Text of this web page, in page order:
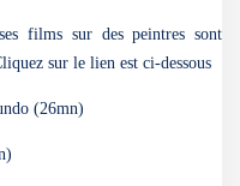
films sur des peintres sont
sur le lien est ci-dessous
(26mn)